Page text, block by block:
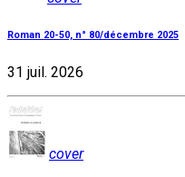
Roman 20-50, n° 80/décembre 2025
31 juil. 2026
cover